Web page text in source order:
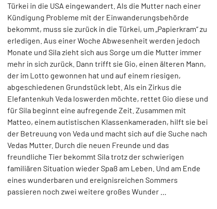
Türkei in die USA eingewandert. Als die Mutter nach einer
Kündigung Probleme mit der Einwanderungsbehörde
bekommt, muss sie zurück in die Türkei, um „Papierkram“ zu
erledigen. Aus einer Woche Abwesenheit werden jedoch
Monate und Sila zieht sich aus Sorge um die Mutter immer
mehr in sich zurück. Dann trifft sie Gio, einen älteren Mann,
der im Lotto gewonnen hat und auf einem riesigen,
abgeschiedenen Grundstück lebt. Als ein Zirkus die
Elefantenkuh Veda loswerden möchte, rettet Gio diese und
für Sila beginnt eine aufregende Zeit. Zusammen mit
Matteo, einem autistischen Klassenkameraden, hilft sie bei
der Betreuung von Veda und macht sich auf die Suche nach
Vedas Mutter. Durch die neuen Freunde und das
freundliche Tier bekommt Sila trotz der schwierigen
familiären Situation wieder Spaß am Leben. Und am Ende
eines wunderbaren und ereignisreichen Sommers
passieren noch zwei weitere großes Wunder …